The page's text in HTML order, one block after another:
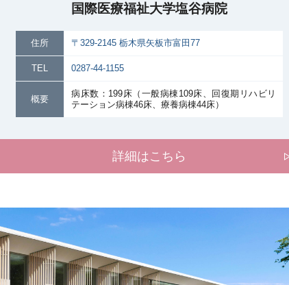
国際医療福祉大学塩谷病院
住所 〒329-2145 栃木県矢板市富田77
TEL 0287-44-1155
概要
病床数：199床（一般病棟109床、回復期リハビリ
テーション病棟46床、療養病棟44床）
詳細はこちら